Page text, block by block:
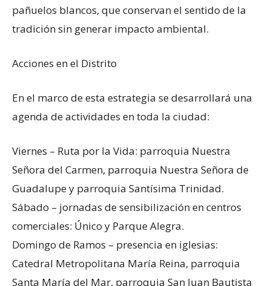
pañuelos blancos, que conservan el sentido de la
tradición sin generar impacto ambiental.
Acciones en el Distrito
En el marco de esta estrategia se desarrollará una
agenda de actividades en toda la ciudad:
Viernes – Ruta por la Vida: parroquia Nuestra
Señora del Carmen, parroquia Nuestra Señora de
Guadalupe y parroquia Santísima Trinidad.
Sábado – jornadas de sensibilización en centros
comerciales: Único y Parque Alegra.
Domingo de Ramos – presencia en iglesias:
Catedral Metropolitana María Reina, parroquia
Santa María del Mar, parroquia San Juan Bautista